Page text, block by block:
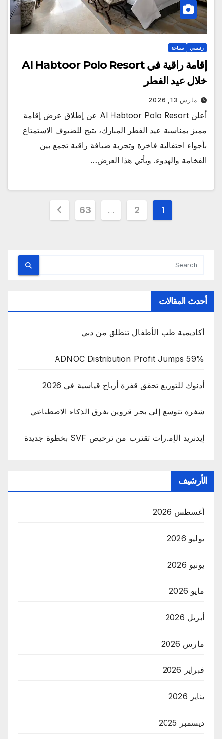
رئيسي سياحة
إقامة راقية في Al Habtoor Polo Resort
خلال عيد الفطر
مارس 13, 2026
أعلن Al Habtoor Polo Resort عن إطلاق عرض إقامة
مميز بمناسبة عيد الفطر المبارك، يتيح للضيوف الاستمتاع
بأجواء احتفالية فاخرة وتجربة ضيافة راقية تجمع بين
الفخامة والهدوء. ويأتي هذا العرض…
تعدد
1
2
…
63
أحدث المقالات
أكاديمية طب الأطفال تنطلق من دبي
ADNOC Distribution Profit Jumps 59%
أدنوك للتوزيع تحقق قفزة أرباح قياسية في 2026
شفرة تتوسع إلى بحر قزوين بفرق الذكاء الاصطناعي
إيدنريد الإمارات تقترب من ترخيص SVF بخطوة جديدة
الأرشيف
أغسطس 2026
يوليو 2026
يونيو 2026
مايو 2026
أبريل 2026
مارس 2026
فبراير 2026
يناير 2026
ديسمبر 2025